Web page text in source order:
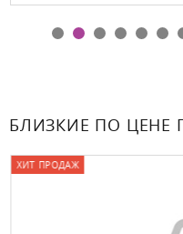
БЛИЗКИЕ ПО ЦЕНЕ
ХИТ ПРОДАЖ